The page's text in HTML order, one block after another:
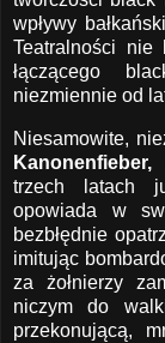
wpływy
Teatralności nie
łączącego
niezmiennie od
Niesamowite,
Kanonenfieber,
trzech latach
opowiada w
bezbłędnie
imitując
za żołnierzy
niczym do
przekonującą,